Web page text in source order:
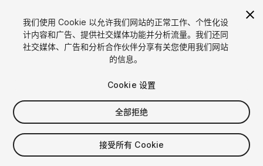
1/5
$9
增值税将在结算时计算
我们使用 Cookie 以允许我们网站的正常工作、个性化设
计内容和广告、提供社交媒体功能并分析流量。我们还同
社交媒体、广告和分析合作伙伴分享有关您使用我们网站
的信息。
Cookie 设置
全部拒绝
接受所有 Cookie